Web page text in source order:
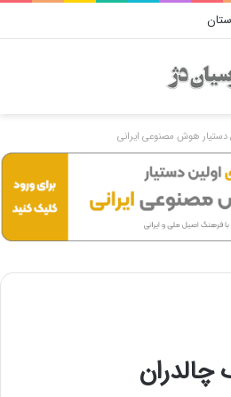
دستیار هوش مصنوعی ایرانی